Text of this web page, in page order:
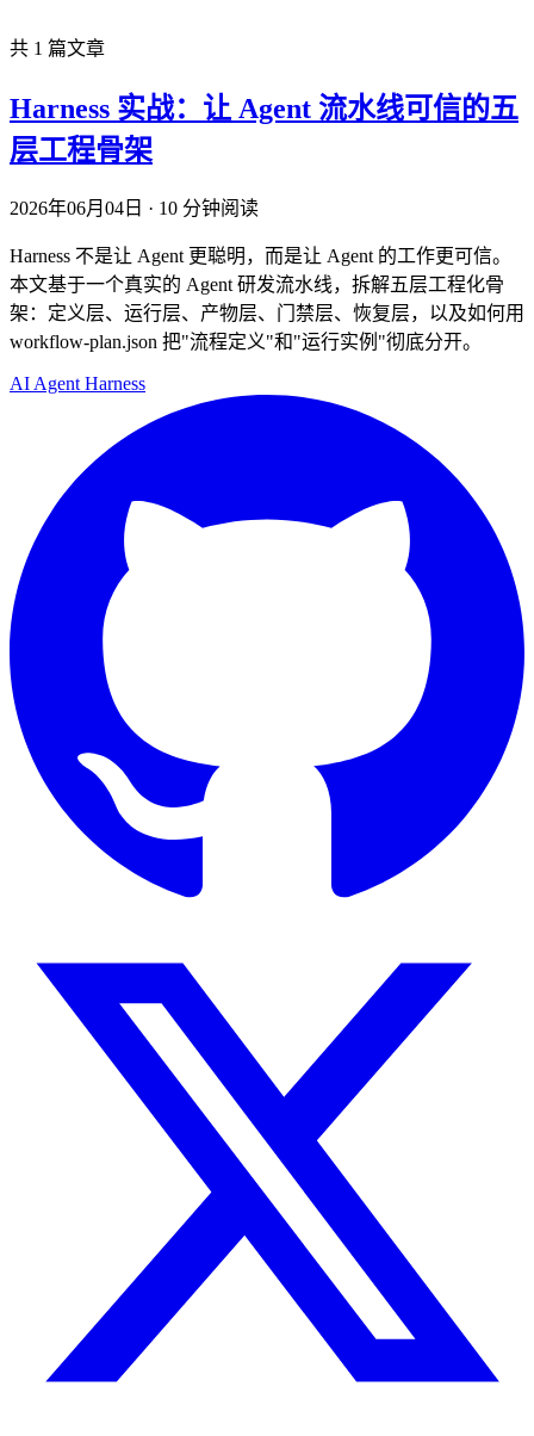
共 1 篇文章
Harness 实战：让 Agent 流水线可信的五
层工程骨架
2026年06月04日 · 10 分钟阅读
Harness 不是让 Agent 更聪明，而是让 Agent 的工作更可信。
本文基于一个真实的 Agent 研发流水线，拆解五层工程化骨
架：定义层、运行层、产物层、门禁层、恢复层，以及如何用
workflow-plan.json 把"流程定义"和"运行实例"彻底分开。
AI Agent Harness